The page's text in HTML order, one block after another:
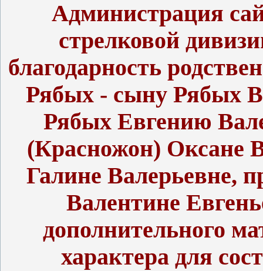
Администрация
стрелковой
благодарность
Рябых - сыну Рябых
Рябых Евгению
(Красножон) Оксане
Галине Валерьевне,
Валентине
дополнительного
характера для